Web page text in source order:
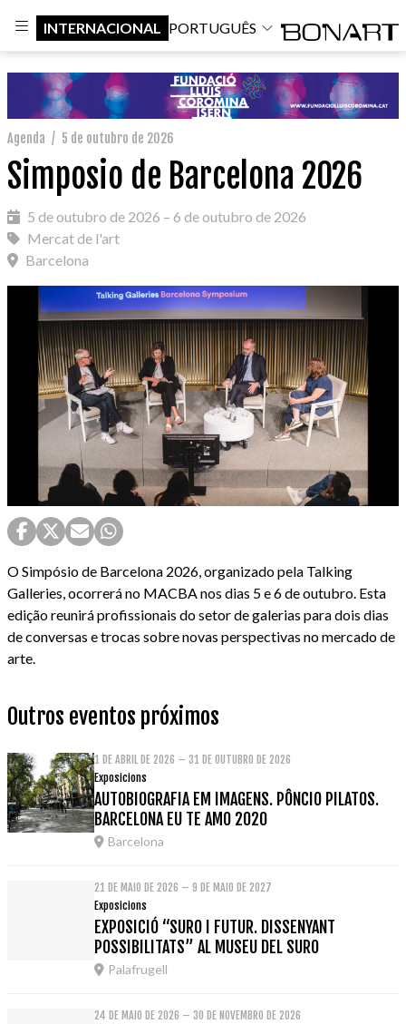
INTERNACIONAL PORTUGUÊS
Agenda / 5 de outubro de 2026
Simposio de Barcelona 2026
5 de outubro de 2026 – 6 de outubro de 2026
Mercat de l'art
Barcelona
O Simpósio de Barcelona 2026, organizado pela Talking
Galleries, ocorrerá no MACBA nos dias 5 e 6 de outubro. Esta
edição reunirá profissionais do setor de galerias para dois dias
de conversas e trocas sobre novas perspectivas no mercado de
arte.
Outros eventos próximos
1 DE ABRIL DE 2026 – 31 DE OUTUBRO DE 2026
Exposicions
AUTOBIOGRAFIA EM IMAGENS. PÔNCIO PILATOS.
BARCELONA EU TE AMO 2020
Barcelona
21 DE MAIO DE 2026 – 9 DE MAIO DE 2027
Exposicions
EXPOSICIÓ “SURO I FUTUR. DISSENYANT
POSSIBILITATS” AL MUSEU DEL SURO
Palafrugell
24 DE MAIO DE 2026 – 30 DE NOVEMBRO DE 2026